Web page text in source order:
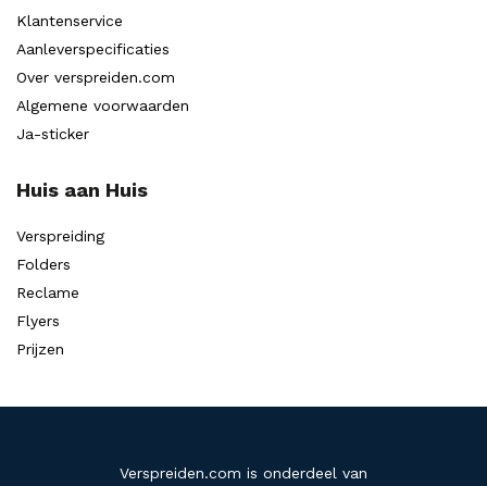
Klantenservice
Aanleverspecificaties
Over verspreiden.com
Algemene voorwaarden
Ja-sticker
Huis aan Huis
Verspreiding
Folders
Reclame
Flyers
Prijzen
Verspreiden.com is onderdeel van